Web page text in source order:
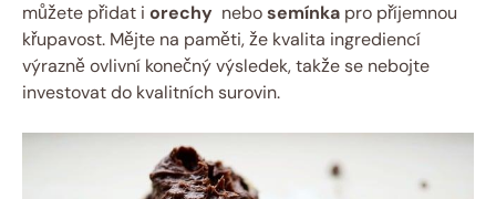
můžete přidat i orechy ⁢ nebosemínka pro příjemnou
⁢křupavost.‌ Mějte‍ na ‍paměti, ⁤že kvalita ingrediencí
výrazně ovlivní konečný výsledek, takže se nebojte⁣
investovat ⁣do ‌kvalitních⁤ surovin.